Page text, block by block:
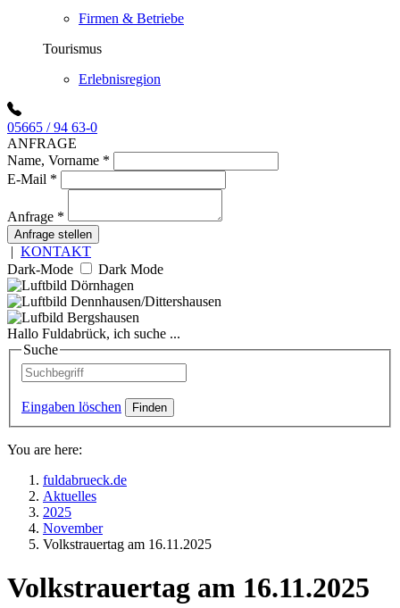
Firmen & Betriebe
Tourismus
Erlebnisregion
05665 / 94 63-0
ANFRAGE
Name, Vorname *
E-Mail *
Anfrage *
Anfrage stellen
| KONTAKT
Dark-Mode
Dark Mode
Hallo Fuldabrück, ich suche ...
Suche
Eingaben löschen
You are here:
fuldabrueck.de
Aktuelles
2025
November
Volkstrauertag am 16.11.2025
Volkstrauertag am 16.11.2025